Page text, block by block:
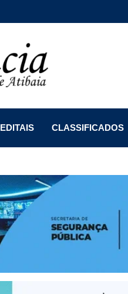
EDITAIS CLASSIFICADOS